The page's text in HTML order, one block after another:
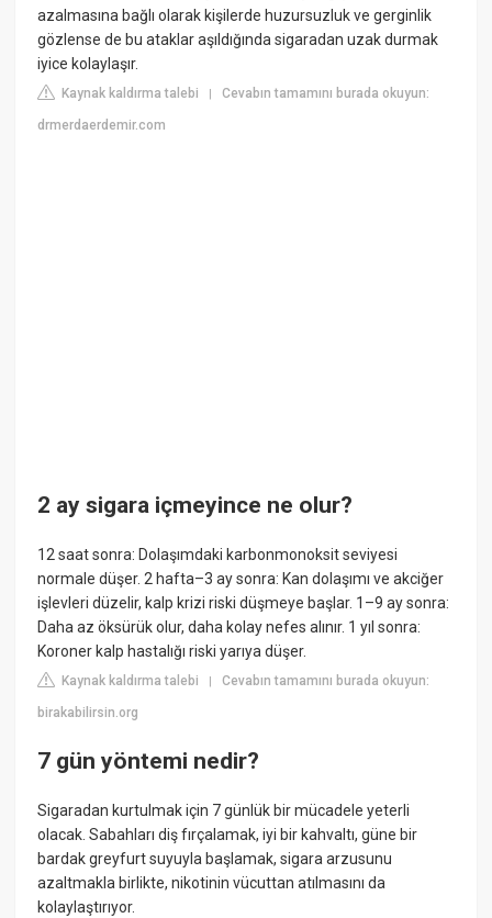
azalmasına bağlı olarak kişilerde huzursuzluk ve gerginlik
gözlense de bu ataklar aşıldığında sigaradan uzak durmak
iyice kolaylaşır.
Kaynak kaldırma talebi |Cevabın tamamını burada okuyun:
drmerdaerdemir.com
2 ay sigara içmeyince ne olur?
12 saat sonra: Dolaşımdaki karbonmonoksit seviyesi
normale düşer. 2 hafta–3 ay sonra: Kan dolaşımı ve akciğer
işlevleri düzelir, kalp krizi riski düşmeye başlar. 1–9 ay sonra:
Daha az öksürük olur, daha kolay nefes alınır. 1 yıl sonra:
Koroner kalp hastalığı riski yarıya düşer.
Kaynak kaldırma talebi |Cevabın tamamını burada okuyun:
birakabilirsin.org
7 gün yöntemi nedir?
Sigaradan kurtulmak için 7 günlük bir mücadele yeterli
olacak. Sabahları diş fırçalamak, iyi bir kahvaltı, güne bir
bardak greyfurt suyuyla başlamak, sigara arzusunu
azaltmakla birlikte, nikotinin vücuttan atılmasını da
kolaylaştırıyor.